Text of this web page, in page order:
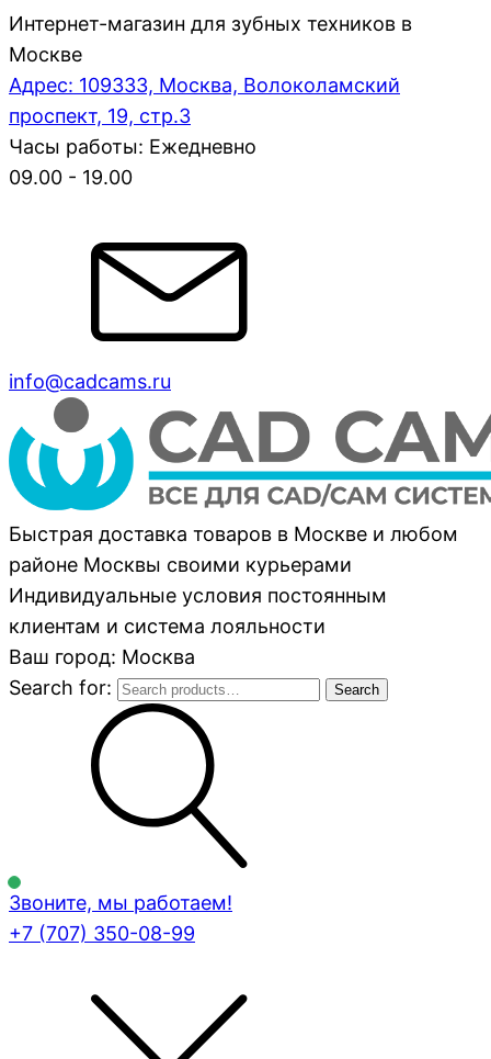
Интернет-магазин для зубных техников в
Москве
Адрес: 109333, Москва, Волоколамский
проспект, 19, стр.3
Часы работы: Ежедневно
09.00 - 19.00
info@cadcams.ru
Быстрая доставка товаров в Москве и любом
районе Москвы своими курьерами
Индивидуальные условия постоянным
клиентам и система лояльности
Ваш город: Москва
Search for:
Search
Звоните, мы работаем!
+7 (707) 350-08-99